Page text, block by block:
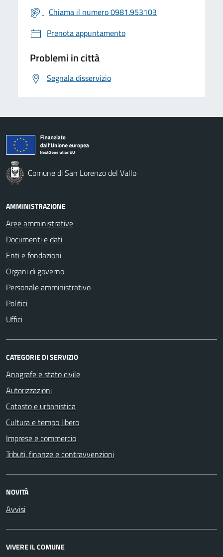
Chiama il numero 0981.953103
Prenota appuntamento
Problemi in città
Segnala disservizio
Comune di San Lorenzo del Vallo
AMMINISTRAZIONE
Aree amministrative
Documenti e dati
Enti e fondazioni
Organi di governo
Personale amministrativo
Politici
Uffici
CATEGORIE DI SERVIZIO
Anagrafe e stato civile
Autorizzazioni
Catasto e urbanistica
Cultura e tempo libero
Imprese e commercio
Tributi, finanze e contravvenzioni
NOVITÀ
Avvisi
VIVERE IL COMUNE